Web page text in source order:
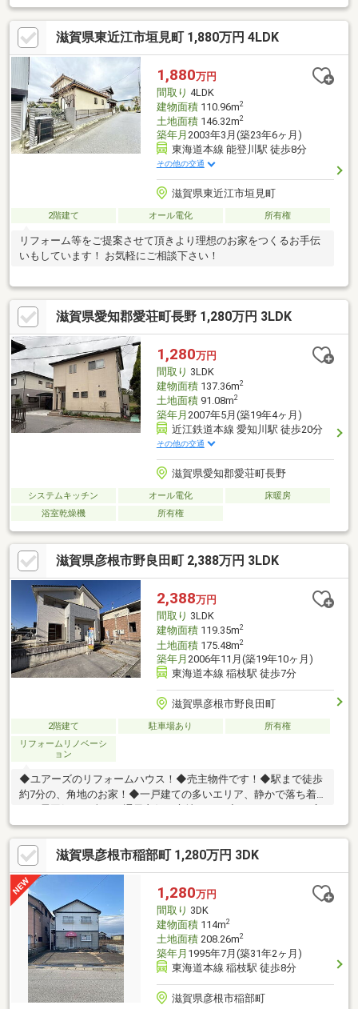
滋賀県東近江市垣見町 1,880万円 4LDK
1,880万円
間取り 4LDK
建物面積110.96m2
土地面積146.32m2
築年月 2003年3月(築23年6ヶ月)
東海道本線 能登川駅 徒歩8分
その他の交通
滋賀県東近江市垣見町
2階建て オール電化 所有権
リフォーム等をご提案させて頂きより理想のお家をつくるお手伝
いもしています！ お気軽にご相談下さい！
滋賀県愛知郡愛荘町長野 1,280万円 3LDK
1,280万円
間取り 3LDK
建物面積137.36m2
土地面積91.08m2
築年月 2007年5月(築19年4ヶ月)
近江鉄道本線 愛知川駅 徒歩20分
その他の交通
滋賀県愛知郡愛荘町長野
システムキッチン オール電化
床暖房
浴室乾燥機
所有権
滋賀県彦根市野良田町 2,388万円 3LDK
2,388万円
間取り 3LDK
建物面積119.35m2
土地面積175.48m2
築年月 2006年11月(築19年10ヶ月)
東海道本線 稲枝駅 徒歩7分
滋賀県彦根市野良田町
2階建て 駐車場あり
所有権
リフォームリノベーシ
ョン
◆ユアーズのリフォームハウス！◆売主物件です！◆駅まで徒歩
約7分の、角地のお家！◆一戸建ての多いエリア、静かで落ち着
さの一戸建て！
滋賀県彦根市稲部町 1,280万円 3DK
1,280万円
間取り 3DK
建物面積114m2
土地面積208.26m2
築年月 1995年7月(築31年2ヶ月)
東海道本線 稲枝駅 徒歩8分
滋賀県彦根市稲部町